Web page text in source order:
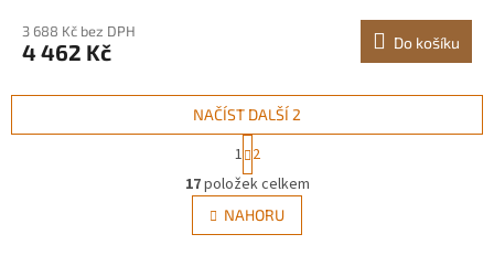
3 688 Kč bez DPH
4 462 Kč Do košíku
O
v
l
á
NAČÍST DALŠÍ 2
t
r
á
n
k
1 2
17položek celkem
NAHORU